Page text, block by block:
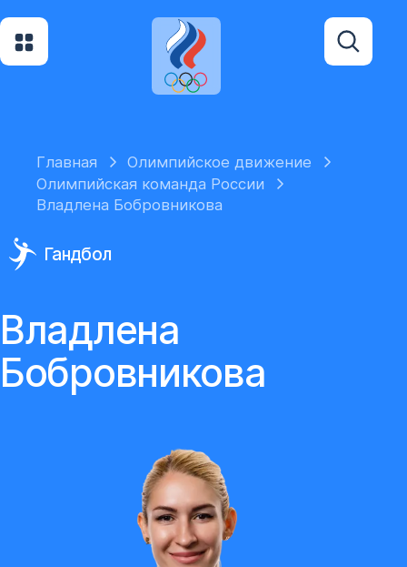
Главная
Олимпийское движение
Олимпийская команда России
Владлена Бобровникова
Гандбол
Владлена
Бобровникова